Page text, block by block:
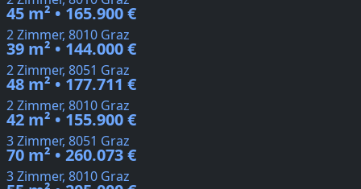
45 m² • 165.900 €
2 Zimmer, 8010 Graz
39 m² • 144.000 €
2 Zimmer, 8051 Graz
48 m² • 177.711 €
2 Zimmer, 8010 Graz
42 m² • 155.900 €
3 Zimmer, 8051 Graz
70 m² • 260.073 €
3 Zimmer, 8010 Graz